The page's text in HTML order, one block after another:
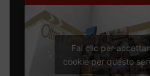
Fai clic per
cookie per questo